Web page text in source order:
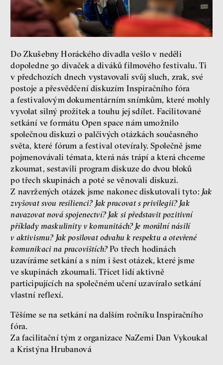
peníze demokracie
Nová pravidla
Jakub Rákosník
Ondřej Slačálek
Miroslav Palanský
Lucie Trlifajová
Kateřina Smejkalová
nerovnost ekonomika
Fotogalerie IF 2025
Patricia Churchland
Do Zkušebny Horáckého divadla vešlo v neděli
dopoledne 30 divaček a diváků filmového festivalu. Ti
v předchozích dnech vystavovali svůj sluch, zrak, své
postoje a přesvědčení diskuzím Inspiračního fóra
a festivalovým dokumentárním snímkům, které mohly
vyvolat silný prožitek a touhu jej sdílet. Facilitované
setkání ve formátu Open space nám umožnilo
společnou diskuzi o palčivých otázkách současného
světa, které fórum a festival otevíraly. Společně jsme
pojmenovávali témata, která nás trápí a která chceme
zkoumat, sestavili program diskuze do dvou bloků
po třech skupinách a poté se věnovali diskuzi.
Z navržených otázek jsme nakonec diskutovali tyto: Jak
zvyšovat svou resilienci? Jak pracovat s privilegii? Jak
navazovat nová spojenectví? Jak si představit pozitivní
příklady maskulinity v komunitách? Je morální násilí
v aktivismu? Jak posilovat odvahu k respektu a otevřené
komunikaci na pracovištích?Po třech hodinách
uzavíráme setkání a s ním i šest otázek, které jsme
ve skupinách zkoumali. Třicet lidí aktivně
participujících na společném učení uzavíralo setkání
vlastní reflexí.
Těšíme se na setkání na dalším ročníku Inspiračního
fóra.
Za facilitační tým z organizace NaZemi Dan Vykoukal
a Kristýna Hrubanová